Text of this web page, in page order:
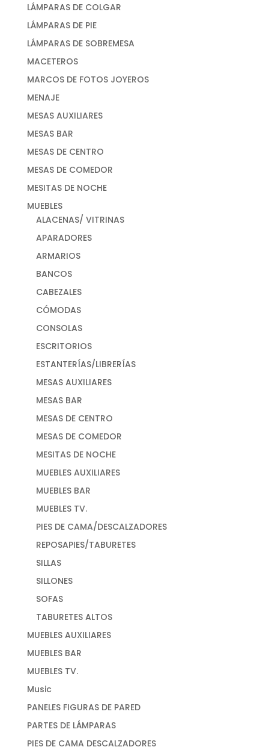
LÁMPARAS DE COLGAR
LÁMPARAS DE PIE
LÁMPARAS DE SOBREMESA
MACETEROS
MARCOS DE FOTOS JOYEROS
MENAJE
MESAS AUXILIARES
MESAS BAR
MESAS DE CENTRO
MESAS DE COMEDOR
MESITAS DE NOCHE
MUEBLES
ALACENAS/ VITRINAS
APARADORES
ARMARIOS
BANCOS
CABEZALES
CÓMODAS
CONSOLAS
ESCRITORIOS
ESTANTERÍAS/LIBRERÍAS
MESAS AUXILIARES
MESAS BAR
MESAS DE CENTRO
MESAS DE COMEDOR
MESITAS DE NOCHE
MUEBLES AUXILIARES
MUEBLES BAR
MUEBLES TV.
PIES DE CAMA/DESCALZADORES
REPOSAPIES/TABURETES
SILLAS
SILLONES
SOFAS
TABURETES ALTOS
MUEBLES AUXILIARES
MUEBLES BAR
MUEBLES TV.
Music
PANELES FIGURAS DE PARED
PARTES DE LÁMPARAS
PIES DE CAMA DESCALZADORES